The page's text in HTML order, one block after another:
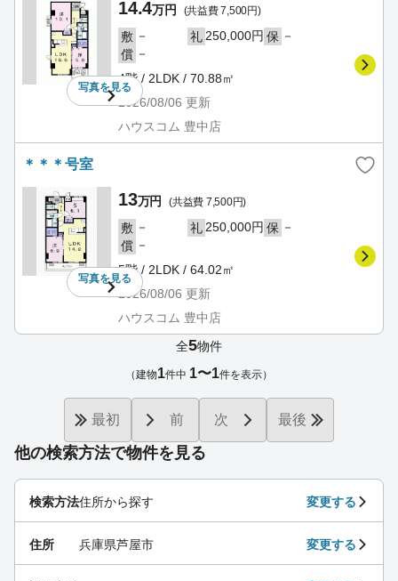
写真を見る
14.4万円 (共益費 7,500円)
敷 － 礼 250,000円 保 －
償 －
4階 / 2LDK / 70.88㎡
2026/08/06 更新
ハウスコム 豊中店
＊＊＊号室
写真を見る
13万円 (共益費 7,500円)
敷 － 礼 250,000円 保 －
償 －
5階 / 2LDK / 64.02㎡
2026/08/06 更新
ハウスコム 豊中店
他の検索方法で物件を見る
検索方法住所から探す 変更する
住所 兵庫県芦屋市 変更する
全5物件
（建物1件中 1〜1件を表示）
最初 前 次 最後